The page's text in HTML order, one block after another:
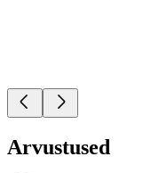
Arvustused